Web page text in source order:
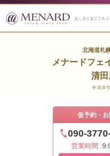
北海道札
メナードフェ
清
キヨタ
仮予約・
090-
営業時間 :